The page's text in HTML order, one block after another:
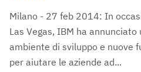
Milano - 27 feb 2014: In
Las Vegas, IBM ha
ambiente di sviluppo e nuove
per aiutare le aziende ad...